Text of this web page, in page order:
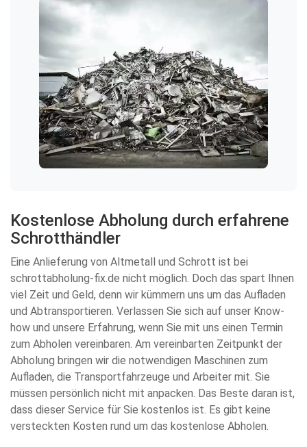
Kostenlose Abholung durch erfahrene
Schrotthändler
Eine Anlieferung von Altmetall und Schrott ist bei
schrottabholung-fix.de nicht möglich. Doch das spart Ihnen
viel Zeit und Geld, denn wir kümmern uns um das Aufladen
und Abtransportieren. Verlassen Sie sich auf unser Know-
how und unsere Erfahrung, wenn Sie mit uns einen Termin
zum Abholen vereinbaren. Am vereinbarten Zeitpunkt der
Abholung bringen wir die notwendigen Maschinen zum
Aufladen, die Transportfahrzeuge und Arbeiter mit. Sie
müssen persönlich nicht mit anpacken. Das Beste daran ist,
dass dieser Service für Sie kostenlos ist. Es gibt keine
versteckten Kosten rund um das kostenlose Abholen.